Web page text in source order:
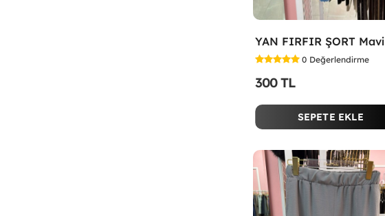
YAN FIRFIR ŞORT Mavi
0 Değerlendirme
300 TL
SEPETE EKLE